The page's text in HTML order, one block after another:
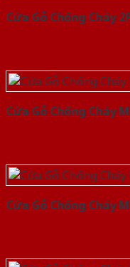
Cửa Gỗ Chống Cháy
Cửa Gỗ Chống Cháy
Cửa Gỗ Chống Cháy